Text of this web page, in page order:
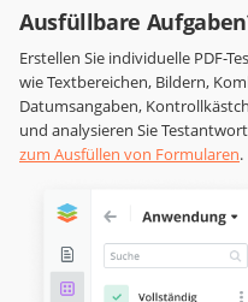
Ausfüllbare
Erstellen Sie individuelle PDF-
wie Textbereichen, Bildern,
Datumsangaben,
und analysieren Sie
zum Ausfüllen von Formularen.